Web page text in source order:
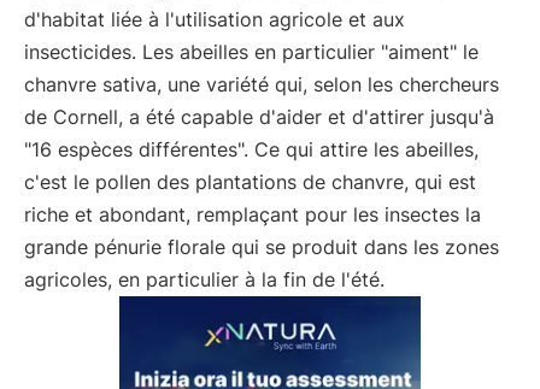
d'habitat liée à l'utilisation agricole et aux
insecticides. Les abeilles en particulier "aiment" le
chanvre sativa, une variété qui, selon les chercheurs
de Cornell, a été capable d'aider et d'attirer jusqu'à
"16 espèces différentes". Ce qui attire les abeilles,
c'est le pollen des plantations de chanvre, qui est
riche et abondant, remplaçant pour les insectes la
grande pénurie florale qui se produit dans les zones
agricoles, en particulier à la fin de l'été.